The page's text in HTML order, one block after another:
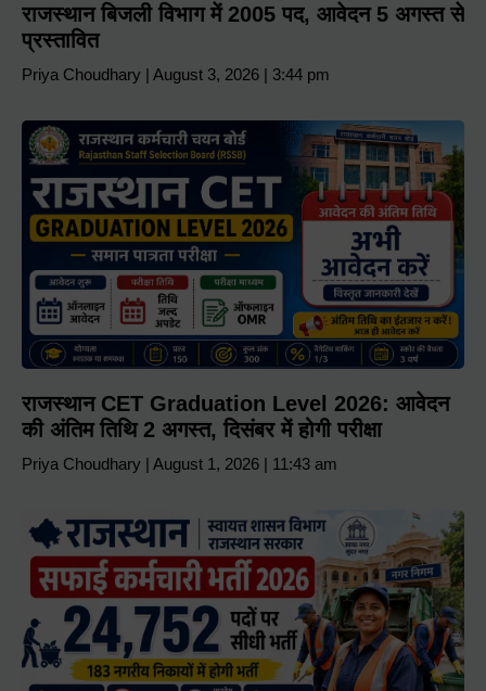
राजस्थान बिजली विभाग में 2005 पद, आवेदन 5 अगस्त से
प्रस्तावित
Priya Choudhary August 3, 2026 3:44 pm
राजस्थान CET Graduation Level 2026: आवेदन
की अंतिम तिथि 2 अगस्त, दिसंबर में होगी परीक्षा
Priya Choudhary August 1, 2026 11:43 am